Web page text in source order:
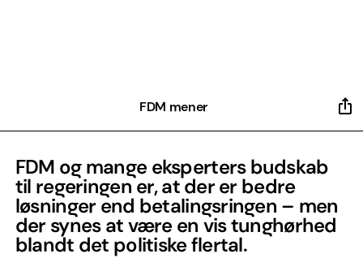
FDM mener
FDM og mange eksperters budskab
til regeringen er, at der er bedre
løsninger end betalingsringen – men
der synes at være en vis tunghørhed
blandt det politiske flertal.